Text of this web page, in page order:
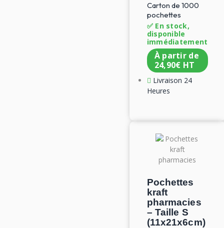
Carton de 1000
pochettes
✅ En stock,
disponible
immédiatement
À partir de
24,90€ HT
Livraison 24
Heures
Pochettes
kraft
pharmacies
– Taille S
(11x21x6cm)